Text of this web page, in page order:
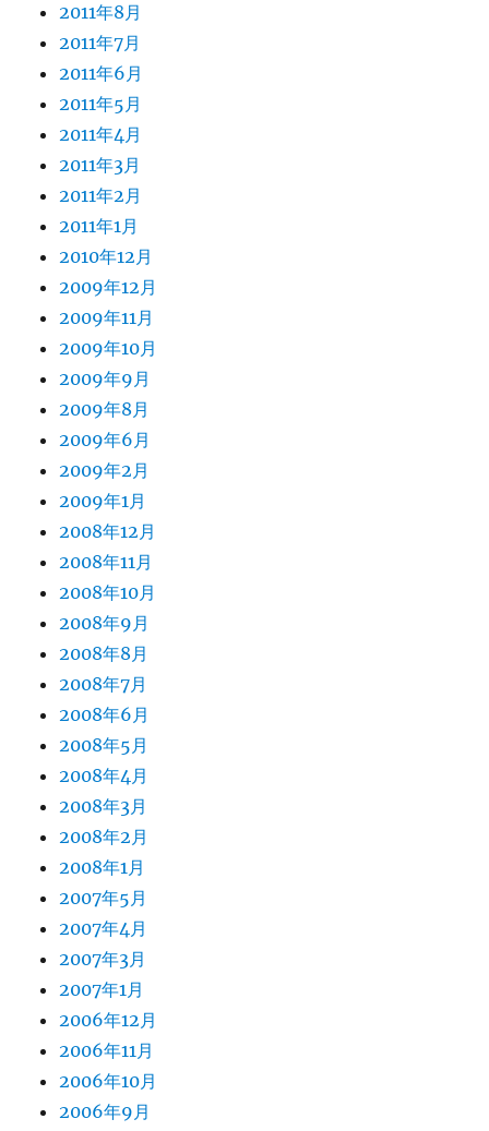
2011年8月
2011年7月
2011年6月
2011年5月
2011年4月
2011年3月
2011年2月
2011年1月
2010年12月
2009年12月
2009年11月
2009年10月
2009年9月
2009年8月
2009年6月
2009年2月
2009年1月
2008年12月
2008年11月
2008年10月
2008年9月
2008年8月
2008年7月
2008年6月
2008年5月
2008年4月
2008年3月
2008年2月
2008年1月
2007年5月
2007年4月
2007年3月
2007年1月
2006年12月
2006年11月
2006年10月
2006年9月